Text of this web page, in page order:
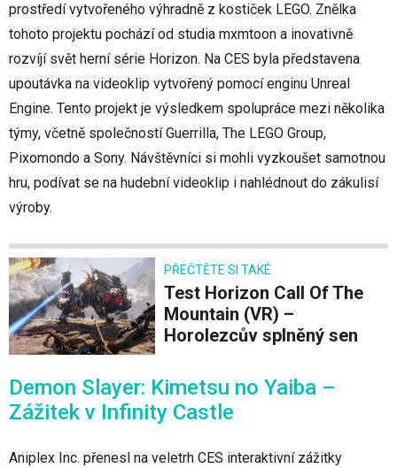
prostředí vytvořeného výhradně z kostiček LEGO. Znělka
tohoto projektu pochází od studia mxmtoon a inovativně
rozvíjí svět herní série Horizon. Na CES byla představena
upoutávka na videoklip vytvořený pomocí enginu Unreal
Engine. Tento projekt je výsledkem spolupráce mezi několika
týmy, včetně společností Guerrilla, The LEGO Group,
Pixomondo a Sony. Návštěvníci si mohli vyzkoušet samotnou
hru, podívat se na hudební videoklip i nahlédnout do zákulisí
výroby.
PŘEČTĚTE SI TAKÉ
Test Horizon Call Of The
Mountain (VR) –
Horolezcův splněný sen
Demon Slayer: Kimetsu no Yaiba –
Zážitek v Infinity Castle
Aniplex Inc. přenesl na veletrh CES interaktivní zážitky